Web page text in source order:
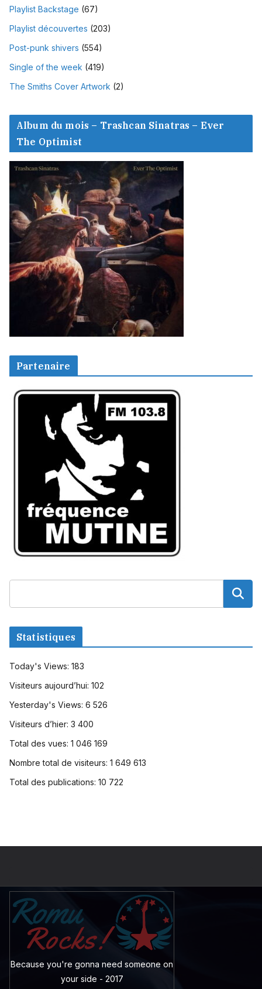
Playlist Backstage (67)
Playlist découvertes (203)
Post-punk shivers (554)
Single of the week (419)
The Smiths Cover Artwork (2)
Album du mois – Trashcan Sinatras – Ever
The Optimist
Partenaire
Statistiques
Today's Views: 183
Visiteurs aujourd’hui: 102
Yesterday's Views: 6 526
Visiteurs d’hier: 3 400
Total des vues: 1 046 169
Nombre total de visiteurs: 1 649 613
Total des publications: 10 722
Because you're gonna need someone on
your side - 2017